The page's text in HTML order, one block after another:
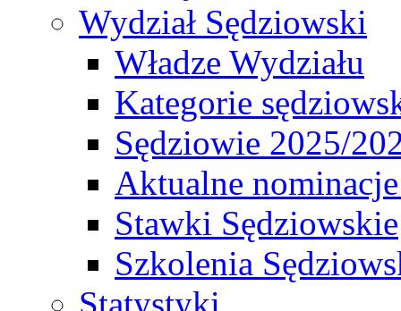
Wydział Sędziowski
Władze Wydziału
Kategorie
Sędziowie 2025/
Aktualne
Stawki Sędziowskie
Szkolenia
Statystyki